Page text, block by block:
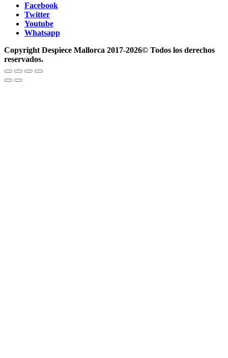
Facebook
Twitter
Youtube
Whatsapp
Copyright Despiece Mallorca 2017-2026© Todos los derechos
reservados.